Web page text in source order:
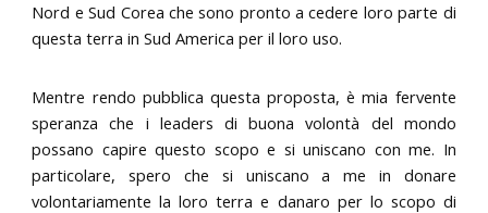
Nord e Sud Corea che sono pronto a cedere loro parte di
questa terra in Sud America per il loro uso.
Mentre rendo pubblica questa proposta, è mia fervente
speranza che i leaders di buona volontà del mondo
possano capire questo scopo e si uniscano con me. In
particolare, spero che si uniscano a me in donare
volontariamente la loro terra e danaro per lo scopo di